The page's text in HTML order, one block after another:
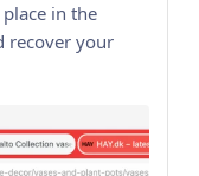
in the
recover your